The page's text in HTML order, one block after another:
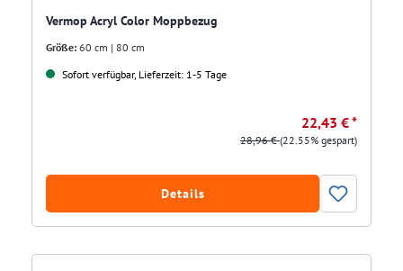
Vermop Acryl Color Moppbezug
Größe: 60 cm | 80 cm
Sofort verfügbar, Lieferzeit: 1-5 Tage
22,43 € *
28,96 €(22.55% gespart)
Details